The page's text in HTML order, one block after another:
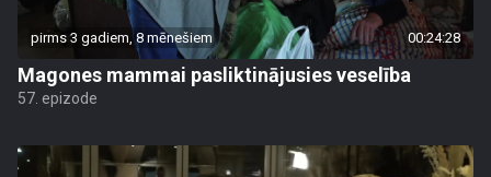
pirms 3 gadiem, 8 mēnešiem 00:24:28
Magones mammai pasliktinājusies veselība
57. epizode